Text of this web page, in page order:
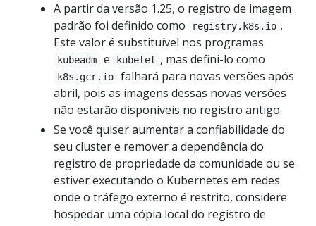
A partir da versão 1.25, o registro de imagem
padrão foi definido como
registry.k8s.io .
Este valor é substituível nos programas
kubeadm e kubelet , mas defini-lo como
k8s.gcr.io
falhará para novas versões após
abril, pois as imagens dessas novas versões
não estarão disponíveis no registro antigo.
Se você quiser aumentar a confiabilidade do
seu cluster e remover a dependência do
registro de propriedade da comunidade ou se
estiver executando o Kubernetes em redes
onde o tráfego externo é restrito, considere
hospedar uma cópia local do registro de